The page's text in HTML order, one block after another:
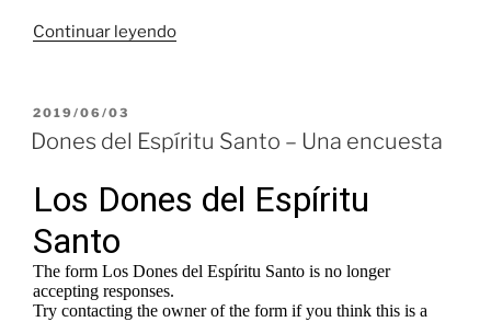
Continuar leyendo“ALIMENTO
PUBLICADO
EL
2019/06/03
Dones del Espíritu Santo – Una encuesta